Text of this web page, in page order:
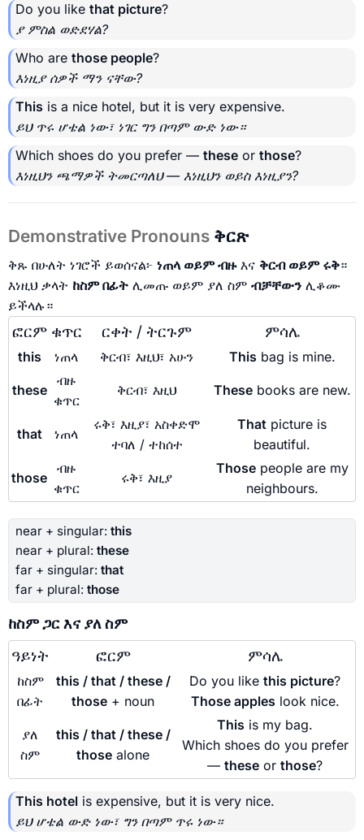
Do you like that picture?
ያ ምስል ወድደሃል?
Who are those people?
እነዚያ ሰዎች ማን ናቸው?
This is a nice hotel, but it is very expensive.
ይህ ጥሩ ሆቴል ነው፣ ነገር ግን በጣም ውድ ነው።
Which shoes do you prefer — these or those?
እነዚህን ጫማዎች ትመርጣለህ — እነዚህን ወይስ እነዚያን?
Demonstrative Pronouns ቅርጽ
ቅጹ በሁለት ነገሮች ይወሰናል፦ ነጠላ ወይም ብዙእና ቅርብ ወይም ሩቅ።
እነዚህ ቃላት ከስም በፊት ሊመጡ ወይም ያለ ስም ብቻቸውን ሊቆሙ
ይችላሉ።
ፎርም ቁጥር ርቀት / ትርጉም ምሳሌ
this ነጠላ ቅርብ፣ እዚህ፣ አሁን This bag is mine.
these
ብዙ
ቁጥር
ቅርብ፣ እዚህ Thesebooks are new.
that ነጠላ
ሩቅ፣ እዚያ፣ አስቀድሞ
ተባለ / ተከሰተ
That picture is
beautiful.
those
ብዙ
ቁጥር
ሩቅ፣ እዚያ
Thosepeople are my
neighbours.
near + singular: this
near + plural: these
far + singular: that
far + plural: those
ከስም ጋር እና ያለ ስም
ዓይነት ፎርም ምሳሌ
ከስም
በፊት
this / that / these /
those + noun
Do you like this picture?
Those apples look nice.
ያለ
ስም
this / that / these /
those alone
This is my bag.
Which shoes do you prefer
— these or those?
This hotel is expensive, but it is very nice.
ይህ ሆቴል ውድ ነው፣ ግን በጣም ጥሩ ነው።